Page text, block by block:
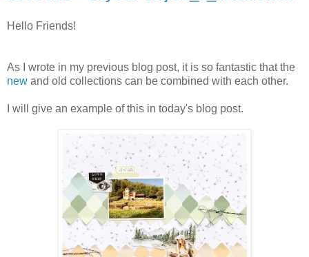
Hello Friends!
As I wrote in my previous blog post, it is so fantastic that the
new and old collections can be combined with each other.
I will give an example of this in today's blog post.